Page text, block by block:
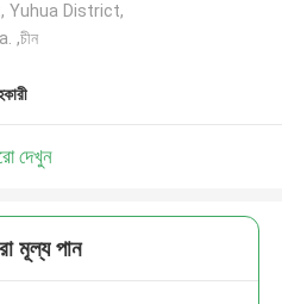
Yuhua District,
,চীন
দেখুন
মূল্য পান